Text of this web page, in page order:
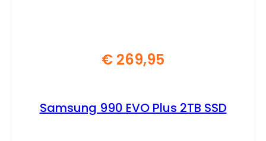
€ 269,95
Samsung 990 EVO Plus 2TB SSD